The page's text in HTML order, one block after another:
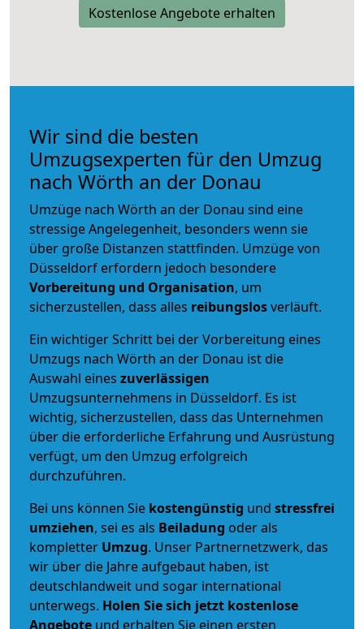
Kostenlose Angebote erhalten
Wir sind die besten
Umzugsexperten für den Umzug
nach Wörth an der Donau
Umzüge nach Wörth an der Donau sind eine
stressige Angelegenheit, besonders wenn sie
über große Distanzen stattfinden. Umzüge von
Düsseldorf erfordern jedoch besondere
Vorbereitung und Organisation, um
sicherzustellen, dass alles reibungslosverläuft.
Ein wichtiger Schritt bei der Vorbereitung eines
Umzugs nach Wörth an der Donau ist die
Auswahl eines zuverlässigen
Umzugsunternehmens in Düsseldorf. Es ist
wichtig, sicherzustellen, dass das Unternehmen
über die erforderliche Erfahrung und Ausrüstung
verfügt, um den Umzug erfolgreich
durchzuführen.
Bei uns können Sie kostengünstig und stressfrei
umziehen, sei es als Beiladung oder als
kompletter Umzug. Unser Partnernetzwerk, das
wir über die Jahre aufgebaut haben, ist
deutschlandweit und sogar international
unterwegs. Holen Sie sich jetzt kostenlose
Angebote und erhalten Sie einen ersten